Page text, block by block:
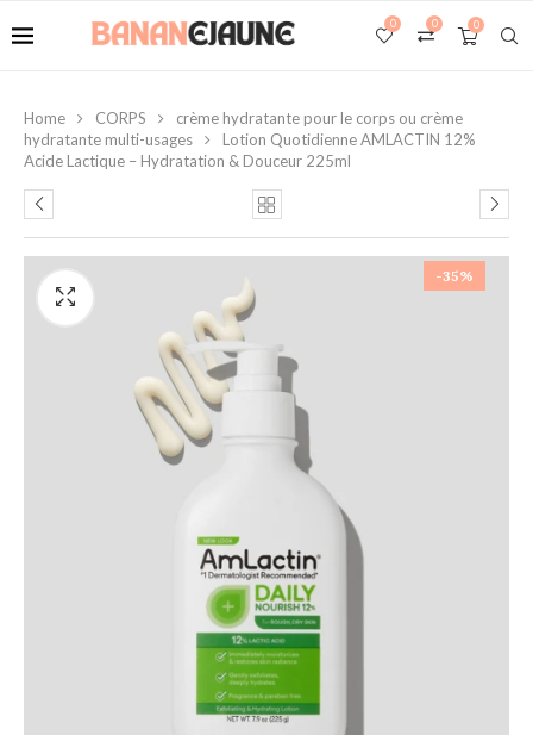
0
0
0
Home CORPS
crème hydratante pour le corps ou crème
hydratante multi-usages
Lotion Quotidienne AMLACTIN 12%
Acide Lactique – Hydratation & Douceur 225ml
-35%